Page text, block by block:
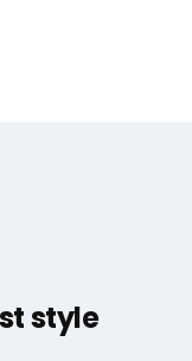
style